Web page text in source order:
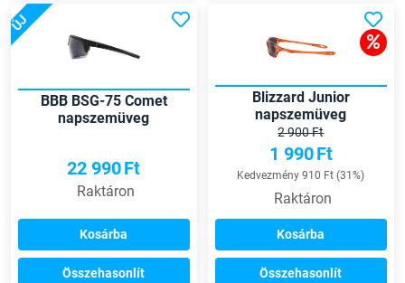
ÚJ
BBB BSG-75 Comet
napszemüveg
22 990Ft
Raktáron
Kosárba
Összehasonlít
Blizzard Junior
napszemüveg
2 900 Ft
1 990Ft
Kedvezmény 910 Ft (31%)
Raktáron
Kosárba
Összehasonlít